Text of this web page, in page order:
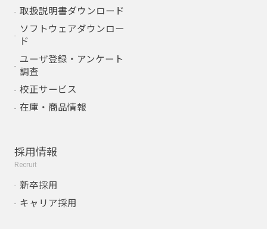
取扱説明書ダウンロード
ソフトウェアダウンロー
ド
ユーザ登録・アンケート
調査
校正サービス
在庫・商品情報
採用情報
Recruit
新卒採用
キャリア採用